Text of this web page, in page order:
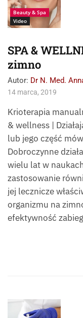
Beauty & Spa
Video
SPA &
zimno
Autor: Dr N. Med.
14 marca, 2019
Krioterapia
& wellness |
lub jego część
Dobroczynne
wielu lat w
zastosowanie
jej lecznicze
organizmu na
efektywność
Fotolia_237160921_